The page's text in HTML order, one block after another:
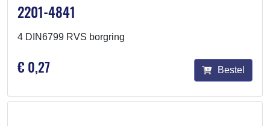
2201-4841
4 DIN6799 RVS borgring
€ 0,27 Bestel